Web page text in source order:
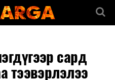
сард
тээвэрлэлээ